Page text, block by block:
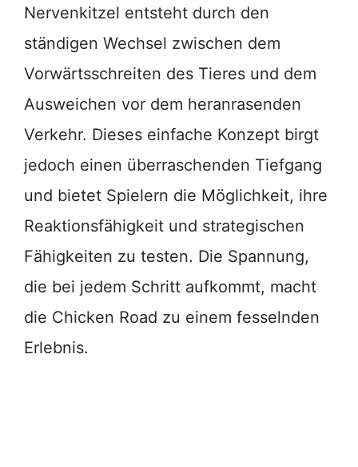
Nervenkitzel entsteht durch den
ständigen Wechsel zwischen dem
Vorwärtsschreiten des Tieres und dem
Ausweichen vor dem heranrasenden
Verkehr. Dieses einfache Konzept birgt
jedoch einen überraschenden Tiefgang
und bietet Spielern die Möglichkeit, ihre
Reaktionsfähigkeit und strategischen
Fähigkeiten zu testen. Die Spannung,
die bei jedem Schritt aufkommt, macht
die Chicken Road zu einem fesselnden
Erlebnis.